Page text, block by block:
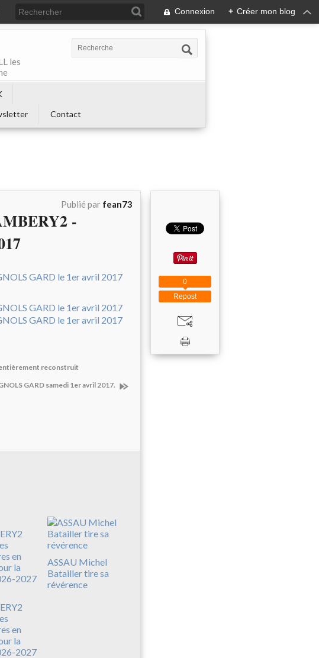
Connexion + Créer mon blog
les
Contact
Publié par fean73
-
entièrement reconstruit
GARD samedi 1er avril 2017.
en
la
2027
ASSAU Michel
Batailler tire sa
révérence
Repost
0